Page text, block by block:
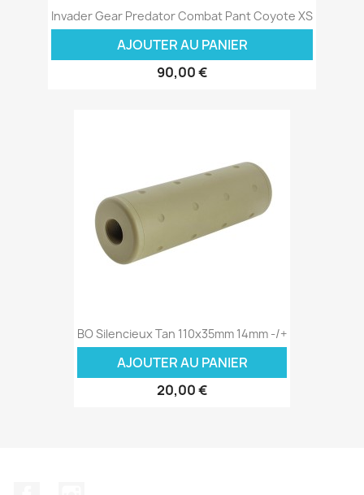
Invader Gear Predator Combat Pant Coyote XS
AJOUTER AU PANIER
90,00 €
BO Silencieux Tan 110x35mm 14mm -/+
AJOUTER AU PANIER
20,00 €